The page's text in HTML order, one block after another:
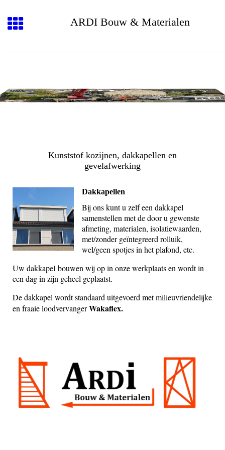
ARDI Bouw & Materialen
Kunststof kozijnen, dakkapellen en
gevelafwerking
Dakkapellen
Bij ons kunt u zelf een dakkapel
samenstellen met de door u gewenste
afmeting, materialen, isolatiewaarden,
met/zonder geïntegreerd rolluik,
wel/geen spotjes in het plafond, etc.
Uw dakkapel bouwen wij op in onze werkplaats en wordt in
een dag in zijn geheel geplaatst.
De dakkapel wordt standaard uitgevoerd met milieuvriendelijke
en fraaie loodvervangerWakaflex.